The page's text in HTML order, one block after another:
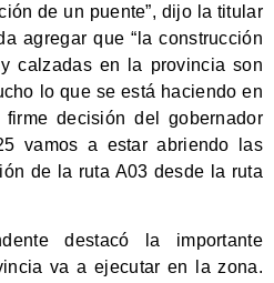
de un puente”, dijo la titular
agregar que “la construcción
calzadas en la provincia son
lo que se está haciendo en
decisión del gobernador
vamos a estar abriendo las
de la ruta A03 desde la ruta
destacó la importante
va a ejecutar en la zona.